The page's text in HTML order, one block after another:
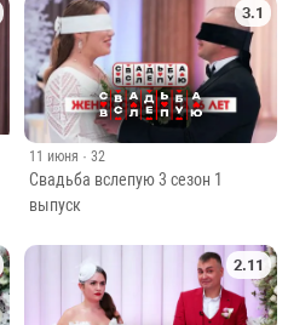
3.1
11 июня · 32
Свадьба вслепую 3 сезон 1
выпуск
2.11